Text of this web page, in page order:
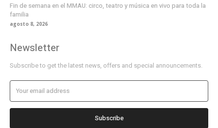
Fin de semana en el MMAU: circo, teatro y música en vivo para toda la
familia
agosto 8, 2026
Newsletter
Subscribe to get the latest news, offers and special announcements.
Subscribe